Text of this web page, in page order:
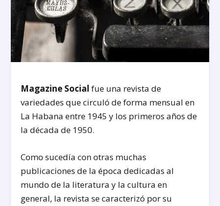
Magazine Social fue una revista de
variedades que circuló de forma mensual en
La Habana entre 1945 y los primeros años de
la década de 1950.
Como sucedía con otras muchas
publicaciones de la época dedicadas al
mundo de la literatura y la cultura en
general, la revista se caracterizó por su